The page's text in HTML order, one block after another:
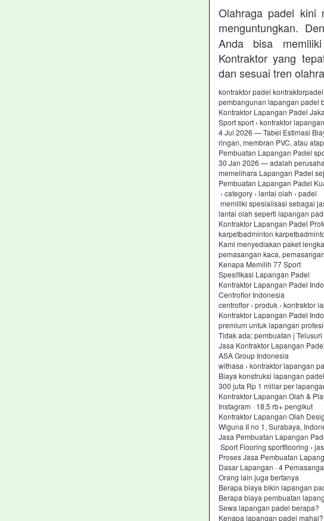
Olahraga padel kini
menguntungkan.
Anda bisa
Kontraktor yang
dan sesuai tren
kontraktor padel
pembangunan lapangan padel
Kontraktor Lapangan Padel
Sport sport › kontraktor
4 Jul 2026 — Tabel Estimasi
ringan, membran PVC, atau
Pembuatan Lapangan Padel
30 Jan 2026 — adalah
memelihara Lapangan Padel
Pembuatan Lapangan Padel
› category › lantai olah › padel
memiliki spesialisasi sebagai
lantai olah seperti lapangan
Kontraktor Lapangan Padel
karpetbadminton
Kami menyediakan paket
pemasangan kaca,
Kenapa Memilih 77 Sport
Spesifikasi Lapangan Padel
Kontraktor Lapangan Padel
Centroflor Indonesia
centroflor › produk › kontraktor
Kontraktor Lapangan Padel
premium untuk lapangan
Tidak ada: pembuatan ‎|
Jasa Kontraktor Lapangan Padel
ASA Group Indonesia
withasa › kontraktor lapangan
Biaya konstruksi lapangan
300 juta Rp 1 miliar per
Kontraktor Lapangan Olah &
Instagram · 18,5 rb+ pengikut
Kontraktor Lapangan Olah
Wiguna II no 1, Surabaya,
Jasa Pembuatan Lapangan
Sport Flooring sportflooring ›
Proses Jasa Pembuatan
Dasar Lapangan · 4
Orang lain juga bertanya
Berapa biaya bikin lapangan
Berapa biaya pembuatan
Sewa lapangan padel berapa?
Kenapa lapangan padel mahal?